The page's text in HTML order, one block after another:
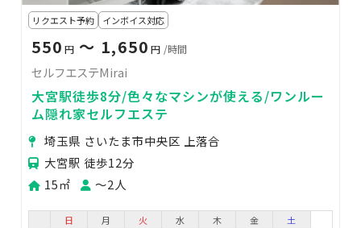
リクエスト予約 インボイス対応
550 円 〜 1,650 円 /時間
セルフエステMirai
大宮駅徒歩8分/色々なマシンが使える/ワンルー
ム隠れ家セルフエステ
埼玉県 さいたま市中央区 上落合
大宮駅 徒歩12分
15㎡
〜2人
日
月
火
水
木
金
土